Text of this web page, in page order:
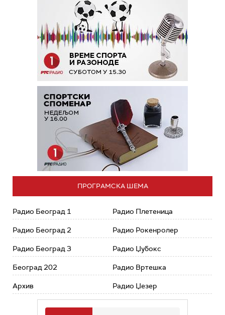
ПРОГРАМСКА ШЕМА
Радио Београд 1
Радио Београд 2
Радио Београд 3
Београд 202
Архив
Радио Плетеница
Радио Рокенролер
Радио Џубокс
Радио Вртешка
Радио Џезер